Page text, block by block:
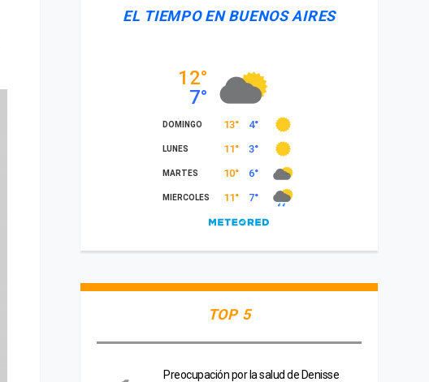
EL TIEMPO EN BUENOS AIRES
TOP 5
Preocupación por la salud de Denisse